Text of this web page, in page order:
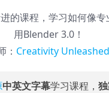
的课程，学习如何像
用Blender 3.0！
： Creativity Unleashed
中英文字幕学习课程，